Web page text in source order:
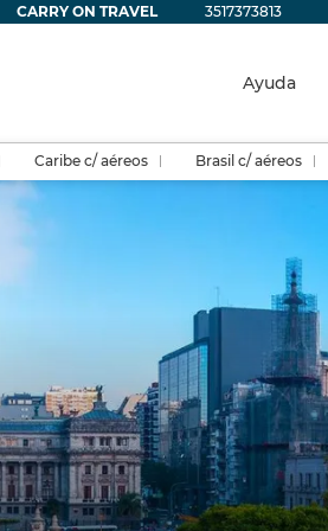
CARRY ON TRAVEL 3517373813
Ayuda
Caribe c/ aéreos Brasil c/ aéreos